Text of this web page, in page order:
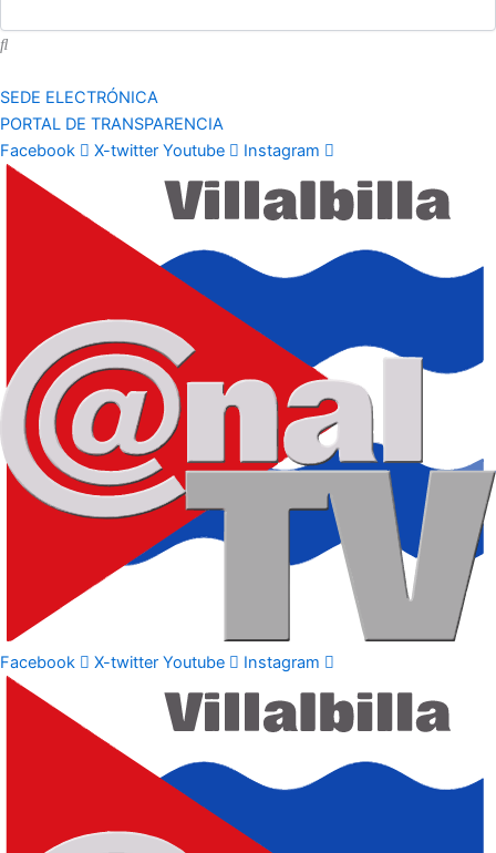
SEDE ELECTRÓNICA
PORTAL DE TRANSPARENCIA
Facebook
X-twitter Youtube Instagram
Facebook X-twitter Youtube Instagram